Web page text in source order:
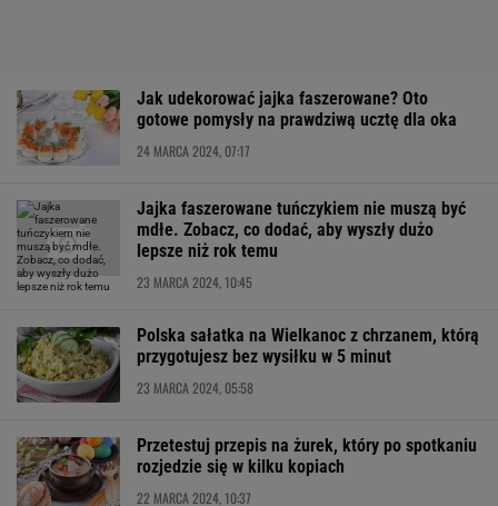
Jak udekorować jajka faszerowane? Oto
gotowe pomysły na prawdziwą ucztę dla oka
24 MARCA 2024, 07:17
Jajka faszerowane tuńczykiem nie muszą być
mdłe. Zobacz, co dodać, aby wyszły dużo
lepsze niż rok temu
23 MARCA 2024, 10:45
Polska sałatka na Wielkanoc z chrzanem, którą
przygotujesz bez wysiłku w 5 minut
23 MARCA 2024, 05:58
Przetestuj przepis na żurek, który po spotkaniu
rozjedzie się w kilku kopiach
22 MARCA 2024, 10:37